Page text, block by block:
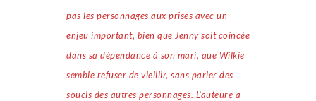
pas les personnages aux prises avec un
enjeu important, bien que Jenny soit coincée
dans sa dépendance à son mari, que Wilkie
semble refuser de vieillir, sans parler des
soucis des autres personnages. L’auteure a